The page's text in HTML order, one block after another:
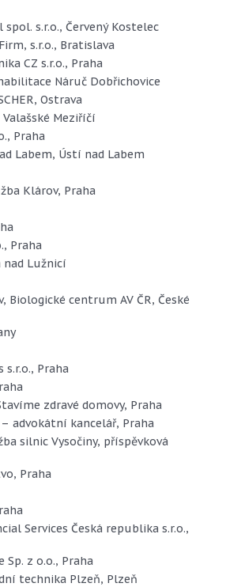
s.r.o., Červený Kostelec
s.r.o., Bratislava
CZ s.r.o., Praha
Náruč Dobřichovice
Ostrava
Valašské Meziříčí
Praha
Labem, Ústí nad Labem
Klárov, Praha
Praha
nad Lužnicí
Biologické centrum AV ČR, České
s.r.o., Praha
zdravé domovy, Praha
advokátní kancelář, Praha
silnic Vysočiny, příspěvková
Praha
Services Česká republika s.r.o.,
Sp. z o.o., Praha
technika Plzeň, Plzeň